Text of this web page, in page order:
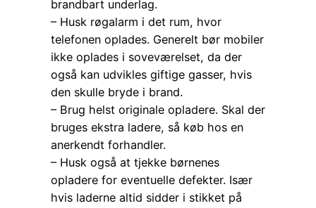
brandbart underlag.
– Husk røgalarm i det rum, hvor
telefonen oplades. Generelt bør mobiler
ikke oplades i soveværelset, da der
også kan udvikles giftige gasser, hvis
den skulle bryde i brand.
– Brug helst originale opladere. Skal der
bruges ekstra ladere, så køb hos en
anerkendt forhandler.
– Husk også at tjekke børnenes
opladere for eventuelle defekter. Især
hvis laderne altid sidder i stikket på